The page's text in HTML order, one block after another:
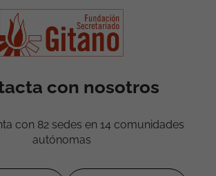
con nosotros
con 82 sedes en 14 comunidades
autónomas